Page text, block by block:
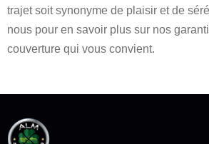
trajet soit synonyme de plaisir et de
nous pour en savoir plus sur nos
couverture qui vous convient.